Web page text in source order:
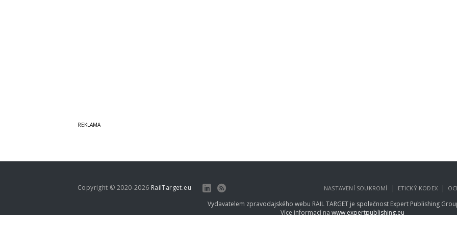
NASTAVENÍ SOUKROMÍ | ETICKÝ KODEX |
Copyright © 2020-2026 RailTarget.eu
Vydavatelem zpravodajského webu RAIL TARGET je společnost Expert Publishing
Více informací nawww.expertpublishing.eu